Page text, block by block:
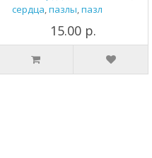
сердца,пазлы,пазл
15.00 р.